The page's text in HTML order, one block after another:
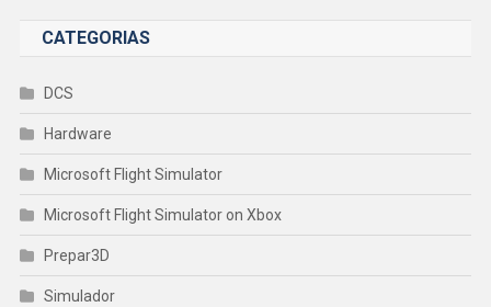
CATEGORIAS
DCS
Hardware
Microsoft Flight Simulator
Microsoft Flight Simulator on Xbox
Prepar3D
Simulador